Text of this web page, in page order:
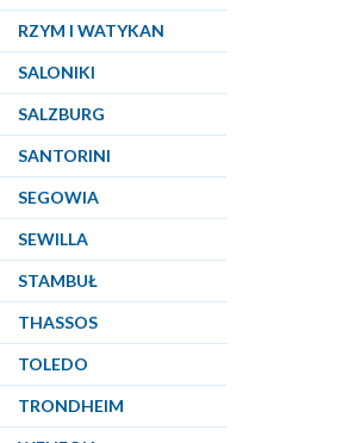
RZYM I WATYKAN
SALONIKI
SALZBURG
SANTORINI
SEGOWIA
SEWILLA
STAMBUŁ
THASSOS
TOLEDO
TRONDHEIM